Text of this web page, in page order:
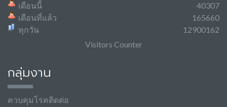
เดือนนี้
เดือนที่แล้ว
ทุกวัน
40307
165660
12900162
Visitors Counter
กลุ่มงาน
ควบคุมโรคติดต่อ